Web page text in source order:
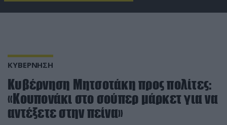
ΚΥΒΕΡΝΗΣΗ
Κυβέρνηση Μητσοτάκη προς πολίτες:
«Κουπονάκι στο σούπερ μάρκετ για να
αντέξετε στην πείνα»